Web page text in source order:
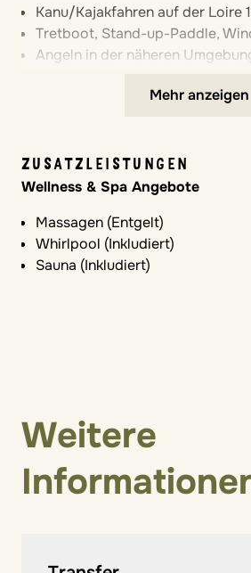
Kanu/Kajakfahren auf der Loire
Tretboot, Stand-up-Paddle,
Angeln in der näheren
Mehr anzeigen
ZUSATZLEISTUNGEN
Wellness & Spa Angebote
Massagen (Entgelt)
Whirlpool (Inkludiert)
Sauna (Inkludiert)
Weitere